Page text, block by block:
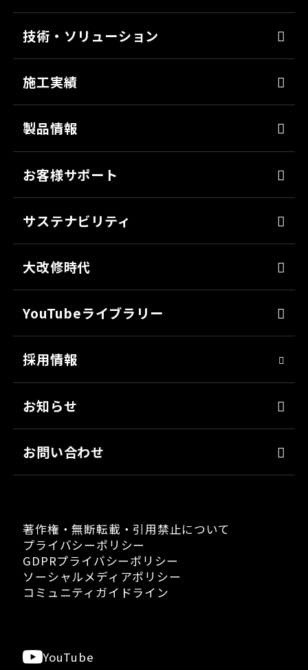
会社概要
沿革
技術・ソリューション
強靭化工法
ソリューション
施工実績
製品情報
ミッチャクロン
パテ
上塗り
サフェーサー
シーリング・接着剤
クリーナー・脱脂剤
お客様サポート
各種書類のご依頼
会社見学
サステナビリティ
技術革新
社会貢献
人材育成
アスリート社員
職場環境
大改修時代
YouTubeライブラリー
採用情報
お知らせ
お問い合わせ
著作権・無断転載・引用禁止について
プライバシーポリシー
GDPRプライバシーポリシー
ソーシャルメディアポリシー
コミュニティガイドライン
YouTube